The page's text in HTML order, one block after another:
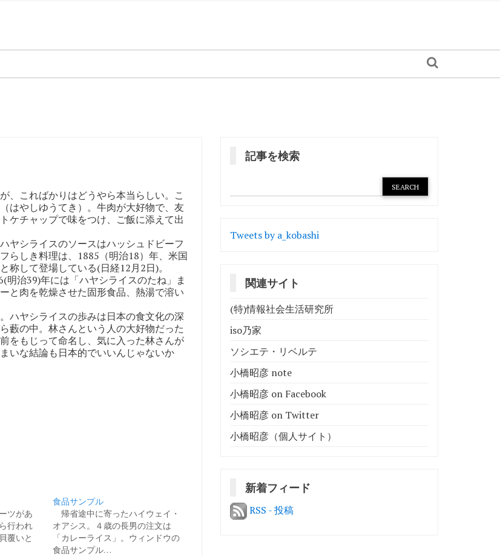
、こればかりはどうやら本当らしい。こ
はやしゆうてき）。牛肉が大好物で、友
ケチャップで味をつけ、ご飯に添えて出
ヤシライスのソースはハッシュドビーフ
らしき料理は、1885（明治18）年、米国
称して登場している(日経12月2日)。
治39)年には「ハヤシライスのたね」ま
と肉を乾燥させた固形食品、熱湯で溶い
ハヤシライスの歩みは日本の食文化の深
藪の中。林さんという人の大好物だった
をもじって命名し、気に入った林さんが
いな結論も日本的でいいんじゃないか
ツがあ
行われ
覆いと
食品サンプル
帰省途中に寄ったハイウェイ・
オアシス。４歳の長男の注文は
「カレーライス」。ウィンドウの
食品サンプル…
記事を検索
Tweets by a_kobashi
関連サイト
(特)情報社会生活研究所
iso乃家
ソシエテ・リベルテ
小橋昭彦 note
小橋昭彦 on Facebook
小橋昭彦 on Twitter
小橋昭彦（個人サイト）
新着フィード
RSS - 投稿